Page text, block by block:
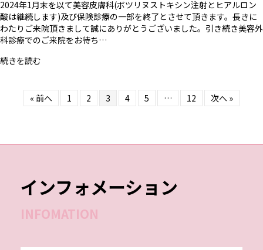
2024年1月末を以て美容皮膚科(ボツリヌストキシン注射とヒアルロン
酸は継続します)及び保険診療の一部を終了とさせて頂きます。長きに
わたりご来院頂きまして誠にありがとうございました。引き続き美容外
科診療でのご来院をお待ち…
続きを読む
« 前へ 1 2 3 4 5 … 12 次へ »
インフォメーション
INFOMATION